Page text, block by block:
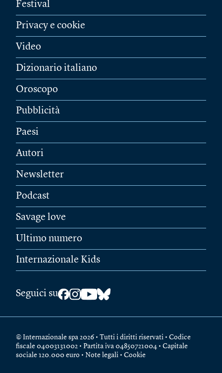
Festival
Privacy e cookie
Video
Dizionario italiano
Oroscopo
Pubblicità
Paesi
Autori
Newsletter
Podcast
Savage love
Ultimo numero
Internazionale Kids
Seguici su
© Internazionale spa 2026 • Tutti i diritti riservati • Codice
fiscale 04003131002 • Partita iva 04850721004 • Capitale
sociale 120.000 euro • Note legali • Cookie